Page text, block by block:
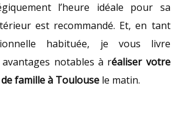
l’heure idéale pour sa
est recommandé. Et, en tant
habituée, je vous livre
avantages notables à réaliser votre
famille à Toulouse le matin.